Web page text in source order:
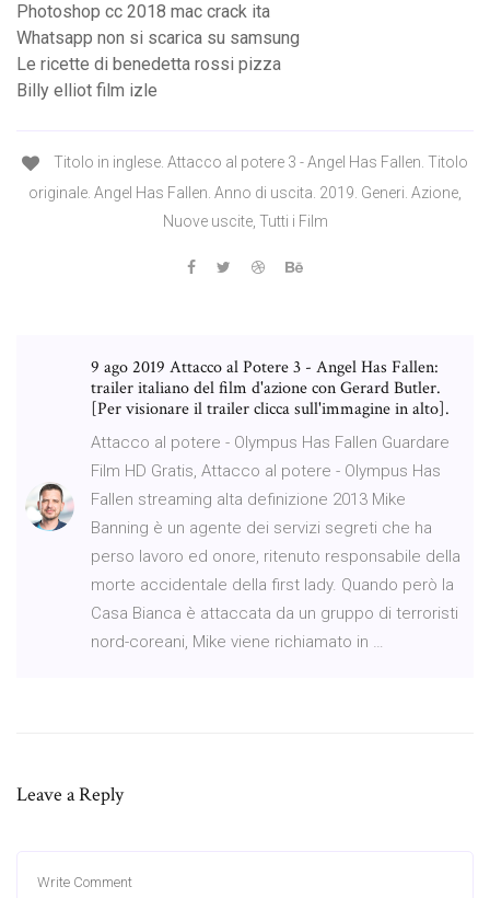
Photoshop cc 2018 mac crack ita
Whatsapp non si scarica su samsung
Le ricette di benedetta rossi pizza
Billy elliot film izle
Titolo in inglese. Attacco al potere 3 - Angel Has Fallen. Titolo
originale. Angel Has Fallen. Anno di uscita. 2019. Generi. Azione,
Nuove uscite, Tutti i Film
9 ago 2019 Attacco al Potere 3 - Angel Has Fallen:
trailer italiano del film d'azione con Gerard Butler.
[Per visionare il trailer clicca sull'immagine in alto].
Attacco al potere - Olympus Has Fallen Guardare
Film HD Gratis, Attacco al potere - Olympus Has
Fallen streaming alta definizione 2013 Mike
Banning è un agente dei servizi segreti che ha
perso lavoro ed onore, ritenuto responsabile della
morte accidentale della first lady. Quando però la
Casa Bianca è attaccata da un gruppo di terroristi
nord-coreani, Mike viene richiamato in …
Leave a Reply